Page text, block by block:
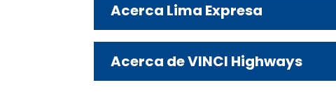
Acerca Lima Expresa
Acerca de VINCI Highways